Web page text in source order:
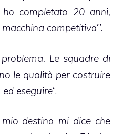
completato 20 anni,
competitiva‘”.
Le squadre di
le qualità per costruire
eseguire“.
destino mi dice che